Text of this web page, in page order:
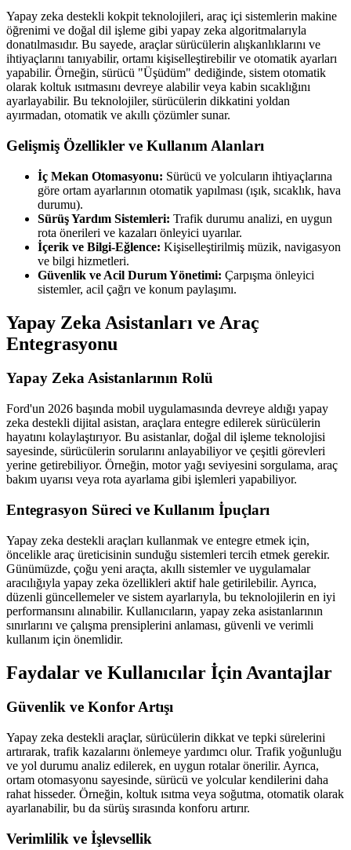
Yapay zeka destekli kokpit teknolojileri, araç içi sistemlerin makine
öğrenimi ve doğal dil işleme gibi yapay zeka algoritmalarıyla
donatılmasıdır. Bu sayede, araçlar sürücülerin alışkanlıklarını ve
ihtiyaçlarını tanıyabilir, ortamı kişiselleştirebilir ve otomatik ayarları
yapabilir. Örneğin, sürücü "Üşüdüm" dediğinde, sistem otomatik
olarak koltuk ısıtmasını devreye alabilir veya kabin sıcaklığını
ayarlayabilir. Bu teknolojiler, sürücülerin dikkatini yoldan
ayırmadan, otomatik ve akıllı çözümler sunar.
Gelişmiş Özellikler ve Kullanım Alanları
İç Mekan Otomasyonu: Sürücü ve yolcuların ihtiyaçlarına
göre ortam ayarlarının otomatik yapılması (ışık, sıcaklık, hava
durumu).
Sürüş Yardım Sistemleri: Trafik durumu analizi, en uygun
rota önerileri ve kazaları önleyici uyarılar.
İçerik ve Bilgi-Eğlence: Kişiselleştirilmiş müzik, navigasyon
ve bilgi hizmetleri.
Güvenlik ve Acil Durum Yönetimi: Çarpışma önleyici
sistemler, acil çağrı ve konum paylaşımı.
Yapay Zeka Asistanları ve Araç
Entegrasyonu
Yapay Zeka Asistanlarının Rolü
Ford'un 2026 başında mobil uygulamasında devreye aldığı yapay
zeka destekli dijital asistan, araçlara entegre edilerek sürücülerin
hayatını kolaylaştırıyor. Bu asistanlar, doğal dil işleme teknolojisi
sayesinde, sürücülerin sorularını anlayabiliyor ve çeşitli görevleri
yerine getirebiliyor. Örneğin, motor yağı seviyesini sorgulama, araç
bakım uyarısı veya rota ayarlama gibi işlemleri yapabiliyor.
Entegrasyon Süreci ve Kullanım İpuçları
Yapay zeka destekli araçları kullanmak ve entegre etmek için,
öncelikle araç üreticisinin sunduğu sistemleri tercih etmek gerekir.
Günümüzde, çoğu yeni araçta, akıllı sistemler ve uygulamalar
aracılığıyla yapay zeka özellikleri aktif hale getirilebilir. Ayrıca,
düzenli güncellemeler ve sistem ayarlarıyla, bu teknolojilerin en iyi
performansını alınabilir. Kullanıcıların, yapay zeka asistanlarının
sınırlarını ve çalışma prensiplerini anlaması, güvenli ve verimli
kullanım için önemlidir.
Faydalar ve Kullanıcılar İçin Avantajlar
Güvenlik ve Konfor Artışı
Yapay zeka destekli araçlar, sürücülerin dikkat ve tepki sürelerini
artırarak, trafik kazalarını önlemeye yardımcı olur. Trafik yoğunluğu
ve yol durumu analiz edilerek, en uygun rotalar önerilir. Ayrıca,
ortam otomasyonu sayesinde, sürücü ve yolcular kendilerini daha
rahat hisseder. Örneğin, koltuk ısıtma veya soğutma, otomatik olarak
ayarlanabilir, bu da sürüş sırasında konforu artırır.
Verimlilik ve İşlevsellik